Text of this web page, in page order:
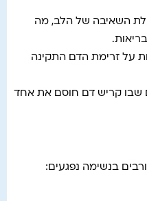
השאיבה של הלב, מה
על זרימת הדם התקינה
שבו קריש דם חוסם את אחד
בנשימה נפגעים: